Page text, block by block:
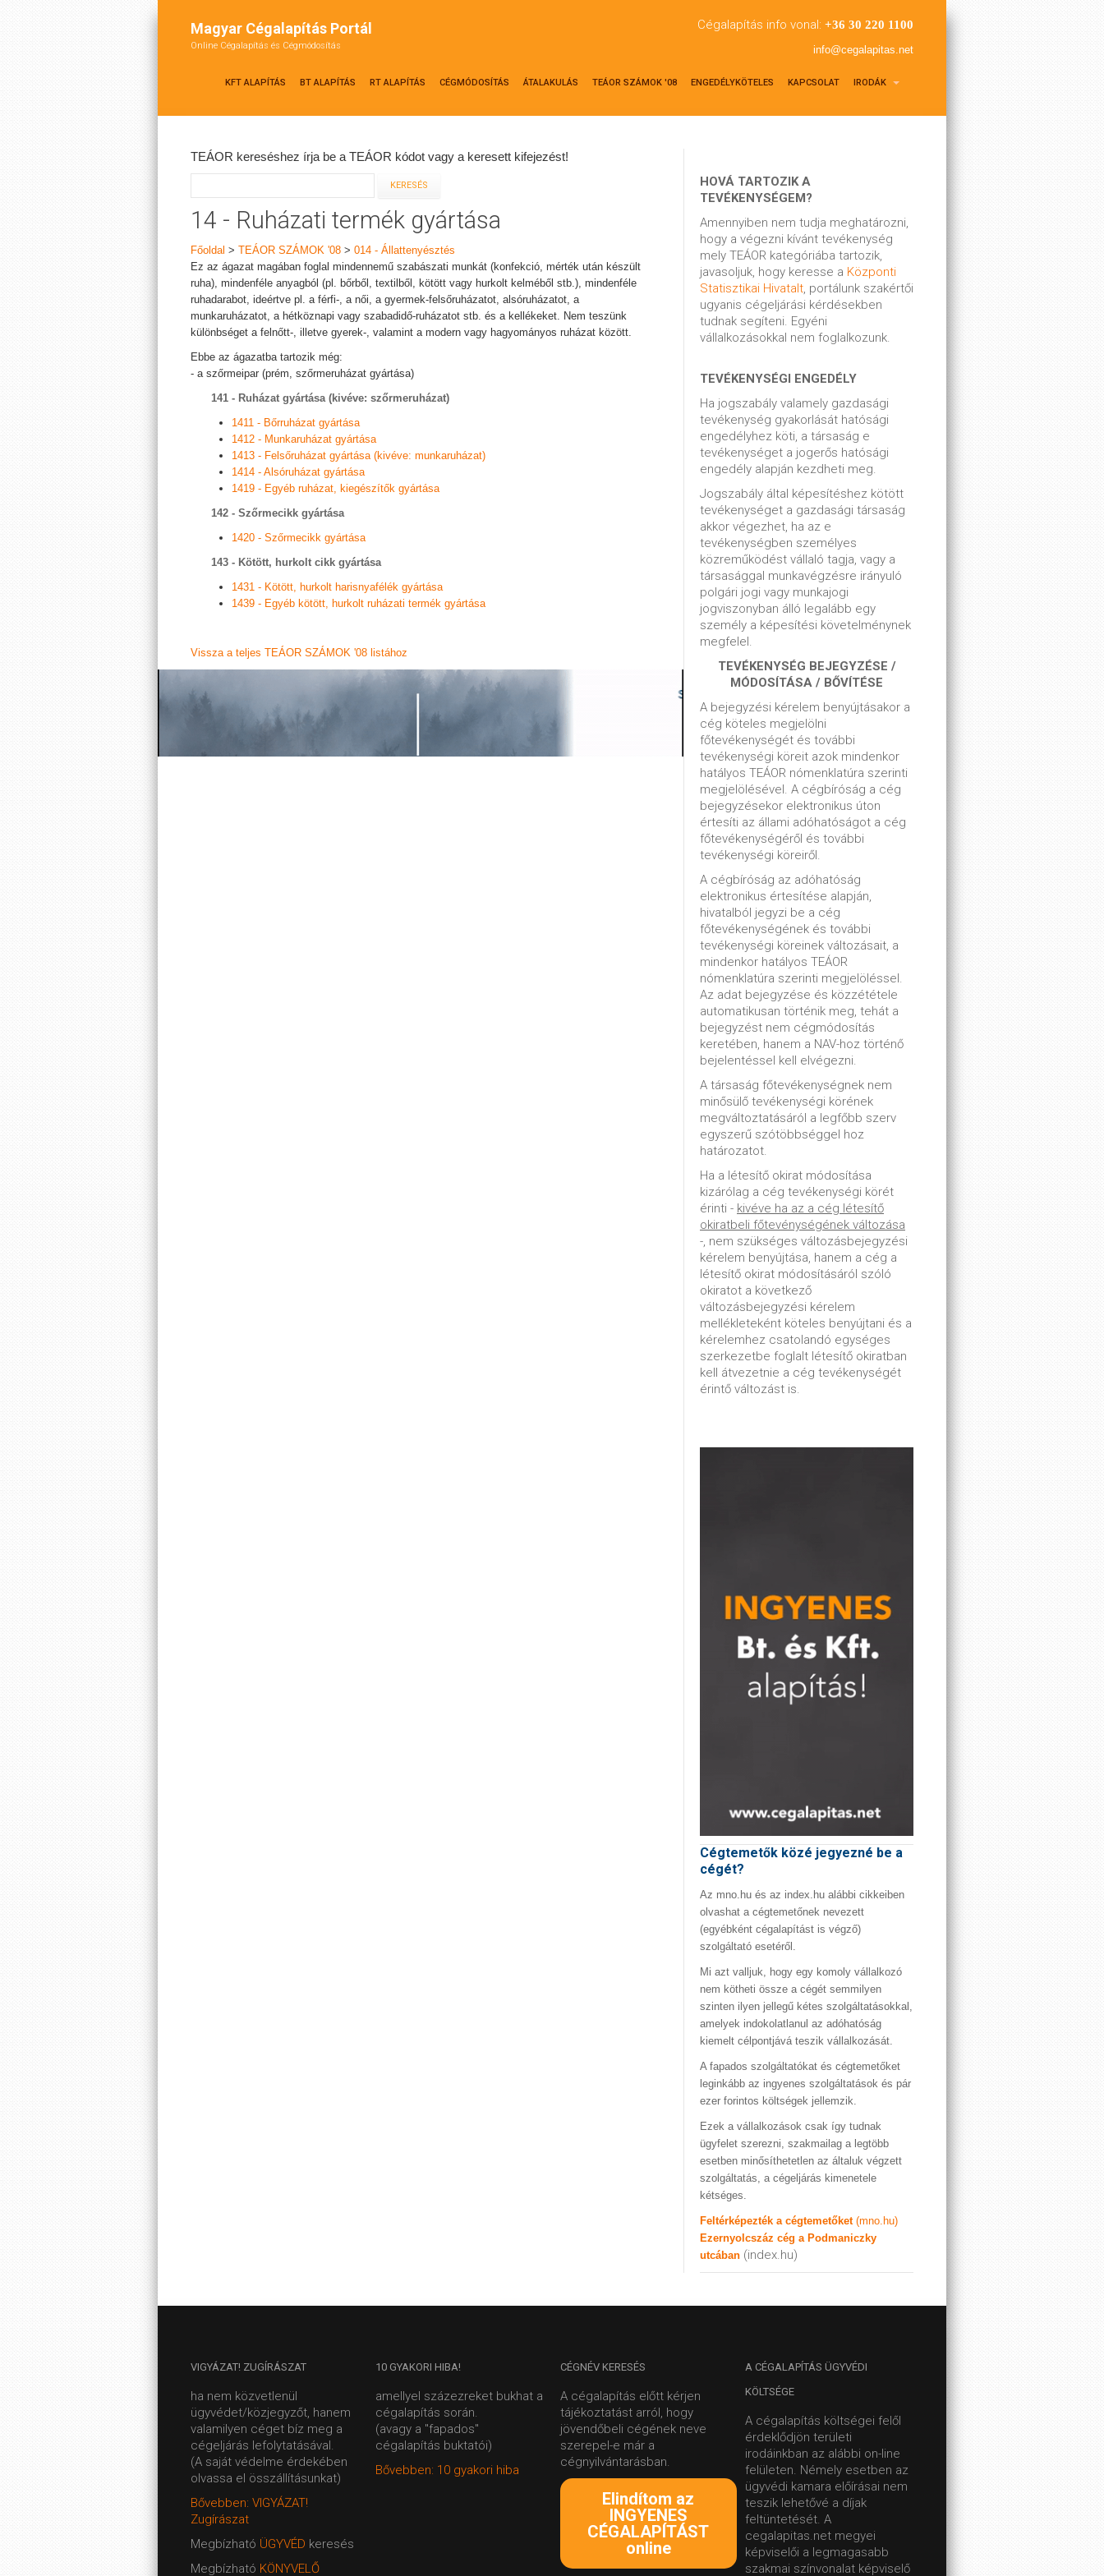
Magyar Cégalapítás Portál
Online Cégalapítás és Cégmódosítás
Cégalapítás info vonal: +36 30 220 1100
info@cegalapitas.net
KFT ALAPÍTÁS BT ALAPÍTÁS RT ALAPÍTÁS CÉGMÓDOSÍTÁS ÁTALAKULÁS TEÁOR SZÁMOK '08 ENGEDÉLYKÖTELES KAPCSOLAT IRODÁK
TEÁOR kereséshez írja be a TEÁOR kódot vagy a keresett kifejezést!
14 - Ruházati termék gyártása
Főoldal > TEÁOR SZÁMOK '08 > 014 - Állattenyésztés
Ez az ágazat magában foglal mindennemű szabászati munkát (konfekció, mérték után készült
ruha), mindenféle anyagból (pl. bőrből, textilből, kötött vagy hurkolt kelméből stb.), mindenféle
ruhadarabot, ideértve pl. a férfi-, a női, a gyermek-felsőruházatot, alsóruházatot, a
munkaruházatot, a hétköznapi vagy szabadidő-ruházatot stb. és a kellékeket. Nem teszünk
különbséget a felnőtt-, illetve gyerek-, valamint a modern vagy hagyományos ruházat között.
Ebbe az ágazatba tartozik még:
- a szőrmeipar (prém, szőrmeruházat gyártása)
141 - Ruházat gyártása (kivéve: szőrmeruházat)
1411 - Bőrruházat gyártása
1412 - Munkaruházat gyártása
1413 - Felsőruházat gyártása (kivéve: munkaruházat)
1414 - Alsóruházat gyártása
1419 - Egyéb ruházat, kiegészítők gyártása
142 - Szőrmecikk gyártása
1420 - Szőrmecikk gyártása
143 - Kötött, hurkolt cikk gyártása
1431 - Kötött, hurkolt harisnyafélék gyártása
1439 - Egyéb kötött, hurkolt ruházati termék gyártása
Vissza a teljes TEÁOR SZÁMOK '08 listához
HOVÁ TARTOZIK A
TEVÉKENYSÉGEM?
Amennyiben nem tudja meghatározni,
hogy a végezni kívánt tevékenység
mely TEÁOR kategóriába tartozik,
javasoljuk, hogy keresse a Központi
Statisztikai Hivatalt, portálunk szakértői
ugyanis cégeljárási kérdésekben
tudnak segíteni. Egyéni
vállalkozásokkal nem foglalkozunk.
TEVÉKENYSÉGI ENGEDÉLY
Ha jogszabály valamely gazdasági
tevékenység gyakorlását hatósági
engedélyhez köti, a társaság e
tevékenységet a jogerős hatósági
engedély alapján kezdheti meg.
Jogszabály által képesítéshez kötött
tevékenységet a gazdasági társaság
akkor végezhet, ha az e
tevékenységben személyes
közreműködést vállaló tagja, vagy a
társasággal munkavégzésre irányuló
polgári jogi vagy munkajogi
jogviszonyban álló legalább egy
személy a képesítési követelménynek
megfelel.
TEVÉKENYSÉG BEJEGYZÉSE /
MÓDOSÍTÁSA / BŐVÍTÉSE
A bejegyzési kérelem benyújtásakor a
cég köteles megjelölni
főtevékenységét és további
tevékenységi köreit azok mindenkor
hatályos TEÁOR nómenklatúra szerinti
megjelölésével. A cégbíróság a cég
bejegyzésekor elektronikus úton
értesíti az állami adóhatóságot a cég
főtevékenységéről és további
tevékenységi köreiről.
A cégbíróság az adóhatóság
elektronikus értesítése alapján,
hivatalból jegyzi be a cég
főtevékenységének és további
tevékenységi köreinek változásait, a
mindenkor hatályos TEÁOR
nómenklatúra szerinti megjelöléssel.
Az adat bejegyzése és közzététele
automatikusan történik meg, tehát a
bejegyzést nem cégmódosítás
keretében, hanem a NAV-hoz történő
bejelentéssel kell elvégezni.
A társaság főtevékenységnek nem
minősülő tevékenységi körének
megváltoztatásáról a legfőbb szerv
egyszerű szótöbbséggel hoz
határozatot.
Ha a létesítő okirat módosítása
kizárólag a cég tevékenységi körét
érinti - kivéve ha az a cég létesítő
okiratbeli főtevénységének változása
-, nem szükséges változásbejegyzési
kérelem benyújtása, hanem a cég a
létesítő okirat módosításáról szóló
okiratot a következő
változásbejegyzési kérelem
mellékleteként köteles benyújtani és a
kérelemhez csatolandó egységes
szerkezetbe foglalt létesítő okiratban
kell átvezetnie a cég tevékenységét
érintő változást is.
Cégtemetők közé jegyezné be a
cégét?
Az mno.hu és az index.hu alábbi cikkeiben
olvashat a cégtemetőnek nevezett
(egyébként cégalapítást is végző)
szolgáltató esetéről.
Mi azt valljuk, hogy egy komoly vállalkozó
nem kötheti össze a cégét semmilyen
szinten ilyen jellegű kétes szolgáltatásokkal,
amelyek indokolatlanul az adóhatóság
kiemelt célpontjává teszik vállalkozását.
A fapados szolgáltatókat és cégtemetőket
leginkább az ingyenes szolgáltatások és pár
ezer forintos költségek jellemzik.
Ezek a vállalkozások csak így tudnak
ügyfelet szerezni, szakmailag a legtöbb
esetben minősíthetetlen az általuk végzett
szolgáltatás, a cégeljárás kimenetele
kétséges.
Feltérképezték a cégtemetőket (mno.hu)
Ezernyolcszáz cég a Podmaniczky
utcában (index.hu)
VIGYÁZAT! ZUGÍRÁSZAT
ha nem közvetlenül
ügyvédet/közjegyzőt, hanem
valamilyen céget bíz meg a
cégeljárás lefolytatásával.
(A saját védelme érdekében
olvassa el összállításunkat)
Bővebben: VIGYÁZAT!
Zugírászat
Megbízható ÜGYVÉD keresés
Megbízható KÖNYVELŐ
10 GYAKORI HIBA!
amellyel százezreket bukhat a
cégalapítás során.
(avagy a "fapados"
cégalapítás buktatói)
Bővebben: 10 gyakori hiba
CÉGNÉV KERESÉS
A cégalapítás előtt kérjen
tájékoztatást arról, hogy
jövendőbeli cégének neve
szerepel-e már a
cégnyilvántarásban.
Elindítom az
INGYENES
CÉGALAPÍTÁST
online
A CÉGALAPÍTÁS ÜGYVÉDI
KÖLTSÉGE
A cégalapítás költségei felől
érdeklődjön területi
irodáinkban az alábbi on-line
felületen. Némely esetben az
ügyvédi kamara előírásai nem
teszik lehetővé a díjak
feltüntetését. A
cegalapitas.net megyei
képviselői a legmagasabb
szakmai színvonalat képviselő